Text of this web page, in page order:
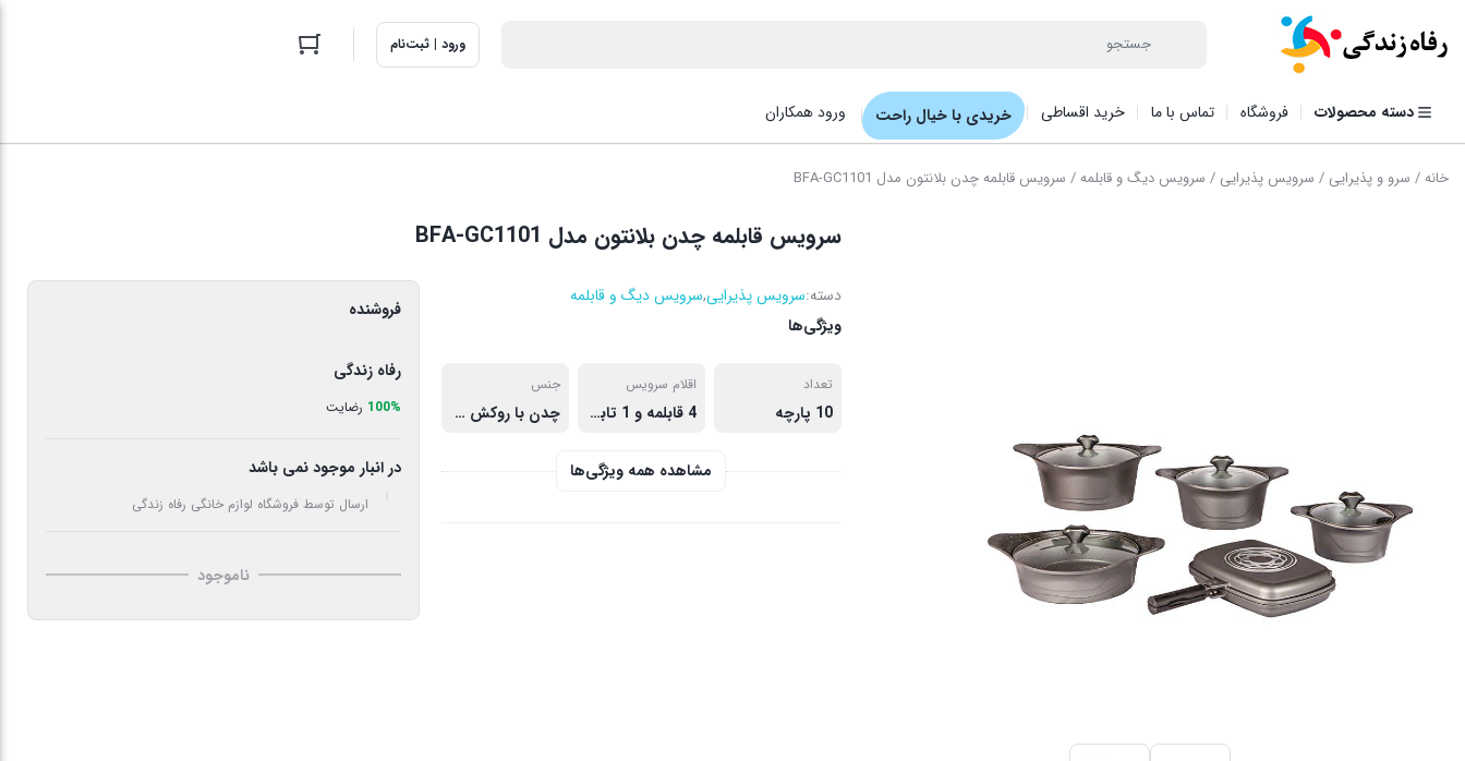
ورود | ثبت‌نام
دسته محصولات فروشگاه تماس با ما خرید اقساطی خریدی با خیال راحت ورود همکاران
خانه/ سرو و پذیرایی / سرویس پذیرایی / سرویس دیگ و قابلمه/ سرویس قابلمه چدن بلانتون مدل BFA-GC1101
سرویس قابلمه چدن بلانتون مدل BFA-GC1101
دسته:سرویس پذیرایی,سرویس دیگ و قابلمه
ویژگی‌ها
تعداد
10 پارچه
اقلام سرویس
4 قابلمه و 1 تابه رژیمی
جنس
چدن با روکش سرامیک
مشاهده همه ویژگی‌ها
فروشنده
رفاه زندگی
100% رضایت
در انبار موجود نمی باشد
ارسال توسط فروشگاه لوازم خانگی رفاه زندگی
ناموجود